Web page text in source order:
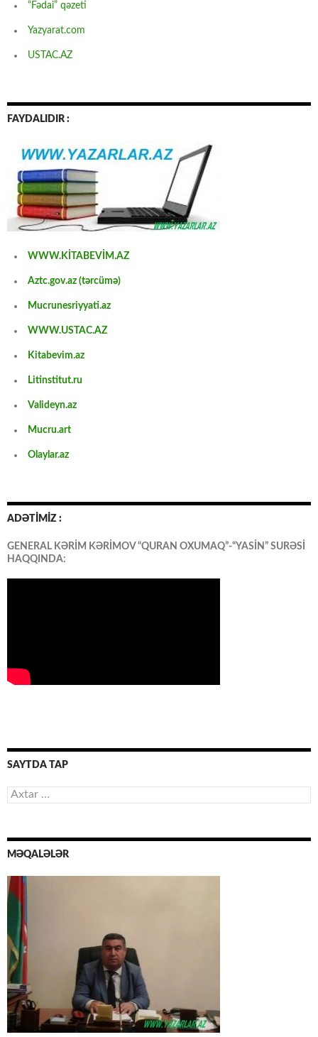
“Fədai” qəzeti
Yazyarat.com
USTAC.AZ
FAYDALIDIR :
WWW.KİTABEVİM.AZ
Aztc.gov.az (tərcümə)
Mucrunesriyyati.az
WWW.USTAC.AZ
Kitabevim.az
Litinstitut.ru
Valideyn.az
Mucru.art
Olaylar.az
ADƏTİMİZ :
GENERAL KƏRİM KƏRİMOV “QURAN OXUMAQ”-“YASİN” SURƏSİ
HAQQINDA:
SAYTDA TAP
Axtarış:
MƏQALƏLƏR